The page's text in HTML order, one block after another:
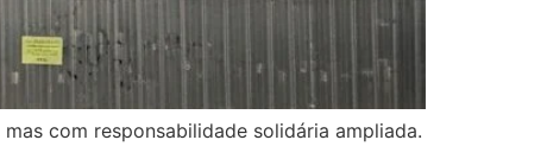
com responsabilidade solidária ampliada.